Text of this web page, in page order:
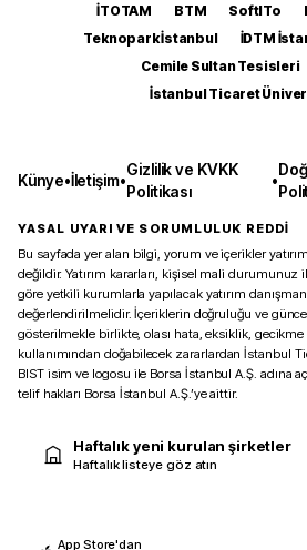
İTOTAM BTM SoftITo
Teknopark İstanbul
İDTM
Cemile Sultan Tesisleri
İstanbul Ticaret
Künye•İletişim•
Gizlilik ve KVKK
Politikası
•
YASAL UYARI VE SORUMLULUK REDDİ
Bu sayfada yer alan bilgi, yorum ve içerikler
değildir. Yatırım kararları, kişisel mali
göre yetkili kurumlarla yapılacak yatırım
değerlendirilmelidir. İçeriklerin doğruluğu ve
gösterilmekle birlikte, olası hata, eksiklik,
kullanımından doğabilecek zararlardan İstanbul
BIST isim ve logosu ile Borsa İstanbul A.Ş. adına
telif hakları Borsa İstanbul A.Ş.’ye aittir.
Haftalık yeni kurulan şirketler
Haftalık listeye göz atın
App Store'dan